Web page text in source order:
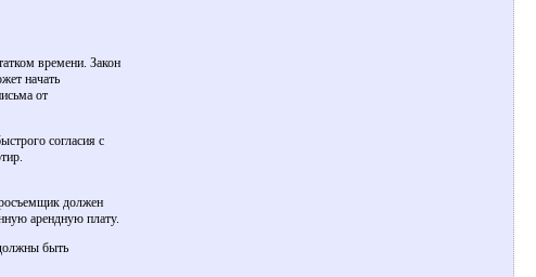
времени. Закон
начать
от
согласия с
должен
арендную плату.
быть